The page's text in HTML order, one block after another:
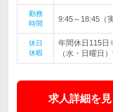
勤務
時間
9:45～18:45（
休日
休暇
年間休日115日
（水・日曜日
求人詳細を見